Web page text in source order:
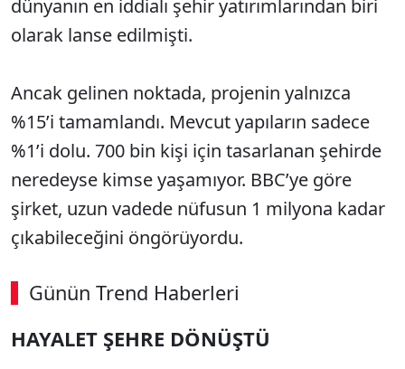
dünyanın en iddialı şehir yatırımlarından biri
olarak lanse edilmişti.
Ancak gelinen noktada, projenin yalnızca
%15’i tamamlandı. Mevcut yapıların sadece
%1’i dolu. 700 bin kişi için tasarlanan şehirde
neredeyse kimse yaşamıyor. BBC’ye göre
şirket, uzun vadede nüfusun 1 milyona kadar
çıkabileceğini öngörüyordu.
Günün Trend Haberleri
00:02 / 08:15
HAYALET ŞEHRE DÖNÜŞTÜ